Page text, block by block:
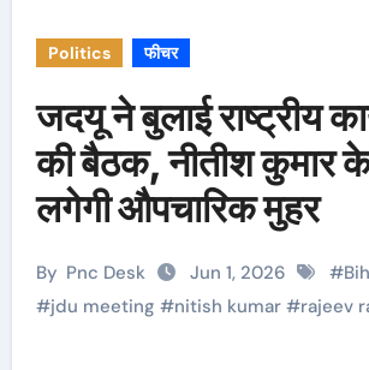
Politics फीचर
जदयू ने बुलाई राष्ट्रीय
की बैठक, नीतीश कुमार
लगेगी औपचारिक मुहर
By Pnc Desk Jun 1, 2026 #
#jdu meeting #nitish kumar#rajeev